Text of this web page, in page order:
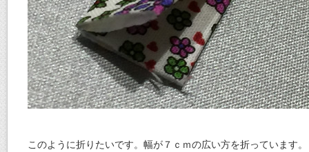
このように折りたいです。幅が７ｃｍの広い方を折っています。